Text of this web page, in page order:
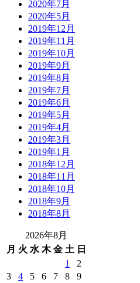
2020年7月
2020年5月
2019年12月
2019年11月
2019年10月
2019年9月
2019年8月
2019年7月
2019年6月
2019年5月
2019年4月
2019年3月
2019年1月
2018年12月
2018年11月
2018年10月
2018年9月
2018年8月
2026年8月
月 火 水 木 金 土 日
1
2
3
4 5 6 7 8
9